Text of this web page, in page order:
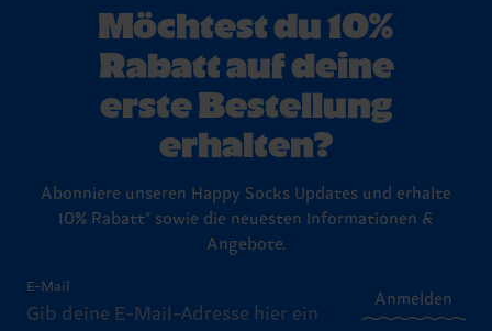
Möchtest du 10%
Rabatt auf deine
erste Bestellung
erhalten?
Abonniere unseren Happy Socks Updates und erhalte
10% Rabatt* sowie die neuesten Informationen &
Angebote.
E-Mail
Anmelden